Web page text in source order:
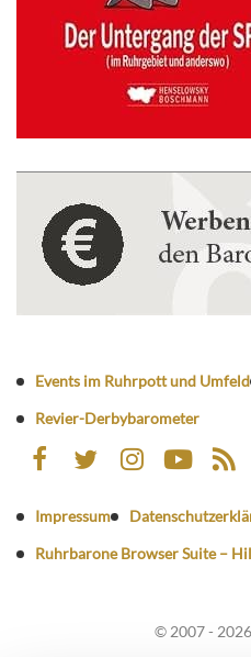
Events im Ruhrpott und Umfeld
Revier-Derbybarometer
Impressum
Ruhrbarone Browser Suite –
© 2007 -